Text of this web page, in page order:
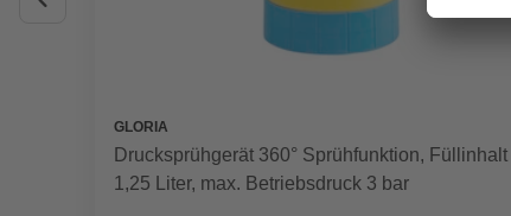
GLORIA
Drucksprühgerät 360° Sprühfunktion, Füllinhalt
1,25 Liter, max. Betriebsdruck 3 bar